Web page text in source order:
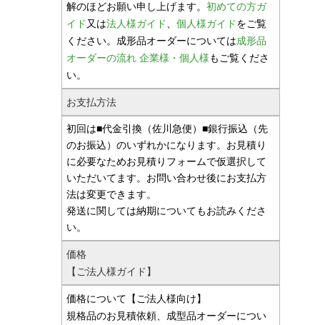
解のほどお願い申し上げます。初めての方ガ
イド 又は法人様ガイド、個人様ガイドをご覧
ください。成形品オーダーについては成形品
オーダーの流れ 企業様・個人様もご覧くださ
い。
お支払方法
初回は■代金引換（佐川急便）■銀行振込（先
のお振込）のいずれかになります。お見積り
に必要なためお見積りフォームで仮選択して
いただいてます。お問い合わせ後にお支払方
法は変更できます。
発送に関しては納期についてもお読みくださ
い。
価格
【ご法人様ガイド】
価格について【ご法人様向け】
規格品のお見積依頼、成型品オーダーについ